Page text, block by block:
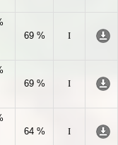
69 %
I
69 %
I
64 %
I